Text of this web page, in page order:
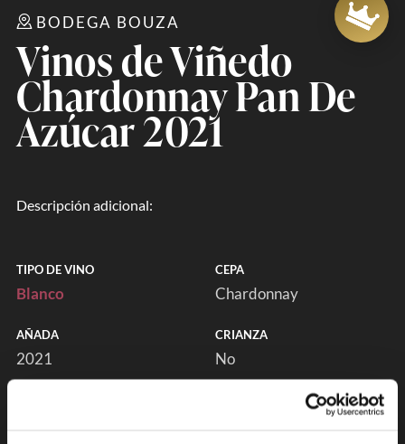
BODEGA BOUZA
Vinos de Viñedo
Chardonnay Pan De
Azúcar 2021
Descripción adicional:
TIPO DE VINO
Blanco
CEPA
Chardonnay
AÑADA
2021
CRIANZA
No